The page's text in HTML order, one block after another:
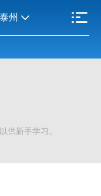
泰州
供新手学习。